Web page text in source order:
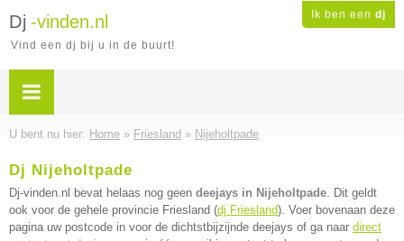
Ik ben een dj
Dj -vinden.nl
Vind een dj bij u in de buurt!
U bent nu hier: Home » Friesland » Nijeholtpade
Dj Nijeholtpade
Dj-vinden.nl bevat helaas nog geen deejays in Nijeholtpade. Dit geldt
ook voor de gehele provincie Friesland (dj Friesland). Voer bovenaan deze
pagina uw postcode in voor de dichtstbijzijnde deejays of ga naar direct